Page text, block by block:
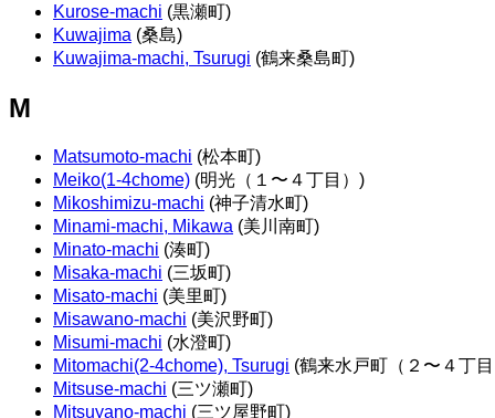
Kurose-machi (黒瀬町)
Kuwajima (桑島)
Kuwajima-machi, Tsurugi (鶴来桑島町)
M
Matsumoto-machi (松本町)
Meiko(1-4chome) (明光（１〜４丁目）)
Mikoshimizu-machi (神子清水町)
Minami-machi, Mikawa (美川南町)
Minato-machi (湊町)
Misaka-machi (三坂町)
Misato-machi (美里町)
Misawano-machi (美沢野町)
Misumi-machi (水澄町)
Mitomachi(2-4chome), Tsurugi (鶴来水戸町（２〜４丁
Mitsuse-machi (三ツ瀬町)
Mitsuyano-machi (三ツ屋野町)